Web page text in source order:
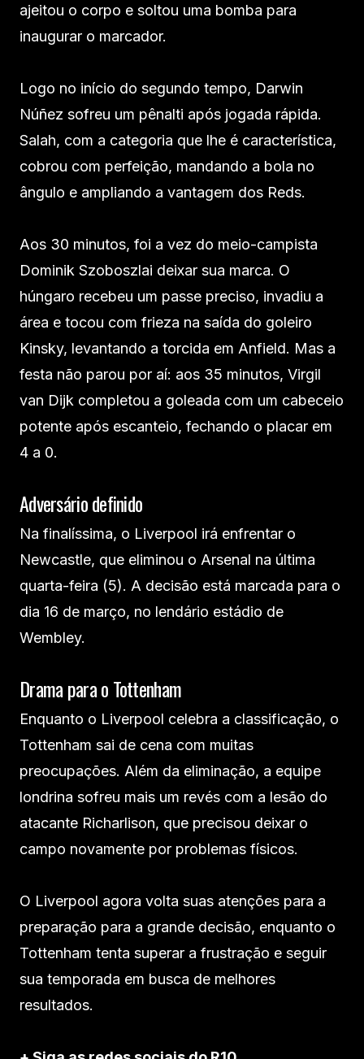
ajeitou o corpo e soltou uma bomba para
inaugurar o marcador.
Logo no início do segundo tempo, Darwin
Núñez sofreu um pênalti após jogada rápida.
Salah, com a categoria que lhe é característica,
cobrou com perfeição, mandando a bola no
ângulo e ampliando a vantagem dos Reds.
Aos 30 minutos, foi a vez do meio-campista
Dominik Szoboszlai deixar sua marca. O
húngaro recebeu um passe preciso, invadiu a
área e tocou com frieza na saída do goleiro
Kinsky, levantando a torcida em Anfield. Mas a
festa não parou por aí: aos 35 minutos, Virgil
van Dijk completou a goleada com um cabeceio
potente após escanteio, fechando o placar em
4 a 0.
Adversário definido
Na finalíssima, o Liverpool irá enfrentar o
Newcastle, que eliminou o Arsenal na última
quarta-feira (5). A decisão está marcada para o
dia 16 de março, no lendário estádio de
Wembley.
Drama para o Tottenham
Enquanto o Liverpool celebra a classificação, o
Tottenham sai de cena com muitas
preocupações. Além da eliminação, a equipe
londrina sofreu mais um revés com a lesão do
atacante Richarlison, que precisou deixar o
campo novamente por problemas físicos.
O Liverpool agora volta suas atenções para a
preparação para a grande decisão, enquanto o
Tottenham tenta superar a frustração e seguir
sua temporada em busca de melhores
resultados.